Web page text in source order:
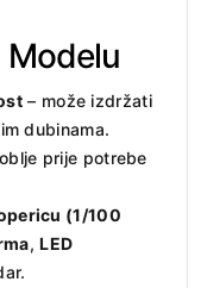
Modelu
– može izdržati
dubinama.
prije potrebe
(1/100
,LED